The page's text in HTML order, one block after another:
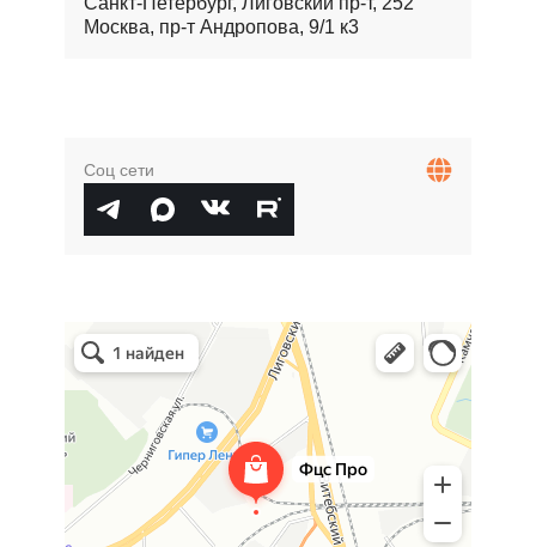
Соц сети
Москва, пр-т Андропова, 9/1 к3